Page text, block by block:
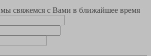
свяжемся с Вами в ближайшее время